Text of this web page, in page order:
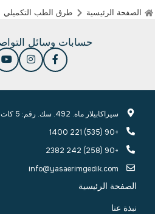
الصفحة الرئيسية طرق الطب التكميلي
حسابات وسائل
سيراكابيلار ماه. 492. سك. رقم: 5 كات: 3 د: 8، ميركيزفندي / دنيزلي
+90 (535) 221 1400
+90 (258) 242 2382
info@yasaerimgedik.com
الصفحة الرئيسية
نبذة عنا